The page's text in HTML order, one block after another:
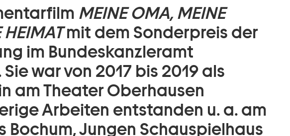
MEINE OMA, MEINE
HEIMATmit dem Sonderpreis der
im Bundeskanzleramt
war von 2017 bis 2019 als
am Theater Oberhausen
Arbeiten entstanden u. a. am
Bochum, Jungen Schauspielhaus